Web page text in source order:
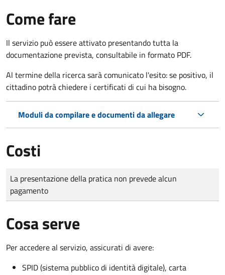
Come fare
Il servizio può essere attivato presentando tutta la
documentazione prevista, consultabile in formato PDF.
Al termine della ricerca sarà comunicato l'esito: se positivo, il
cittadino potrà chiedere i certificati di cui ha bisogno.
Moduli da compilare e documenti da allegare
Costi
Tipo di pagamento
Importo
La presentazione della pratica non prevede alcun
pagamento
Cosa serve
Per accedere al servizio, assicurati di avere:
SPID (sistema pubblico di identità digitale), carta